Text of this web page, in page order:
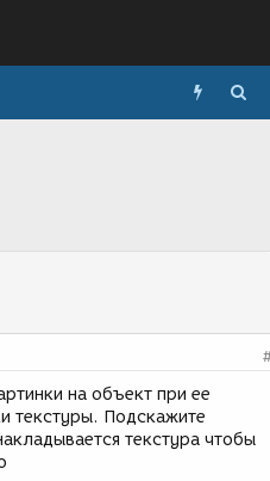
на объект при ее
текстуры. Подскажите
текстура чтобы